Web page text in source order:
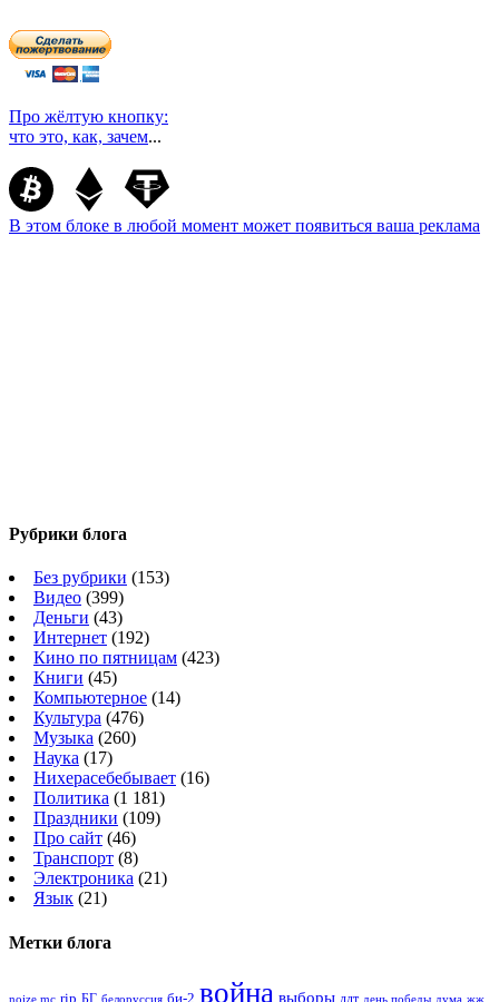
Про жёлтую кнопку:
что это, как, зачем...
В этом блоке в любой момент может появиться ваша реклама
Рубрики блога
Без рубрики (153)
Видео (399)
Деньги (43)
Интернет (192)
Кино по пятницам (423)
Книги (45)
Компьютерное (14)
Культура (476)
Музыка (260)
Наука (17)
Нихерасебебывает (16)
Политика (1 181)
Праздники (109)
Про сайт (46)
Транспорт (8)
Электроника (21)
Язык (21)
Метки блога
noize mc rip БГ белоруссия би-2 война выборы ддт день победы дума жж